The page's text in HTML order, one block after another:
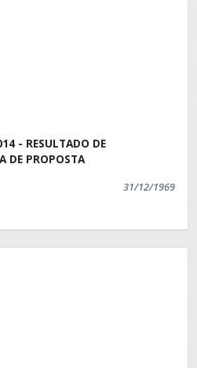
- RESULTADO DE
DE PROPOSTA
31/12/1969